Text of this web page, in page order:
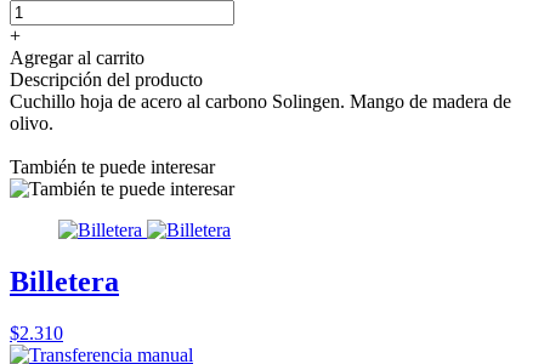
+
Agregar al carrito
Descripción del producto
Cuchillo hoja de acero al carbono Solingen. Mango de madera de
olivo.
También te puede interesar
Billetera
$2.310